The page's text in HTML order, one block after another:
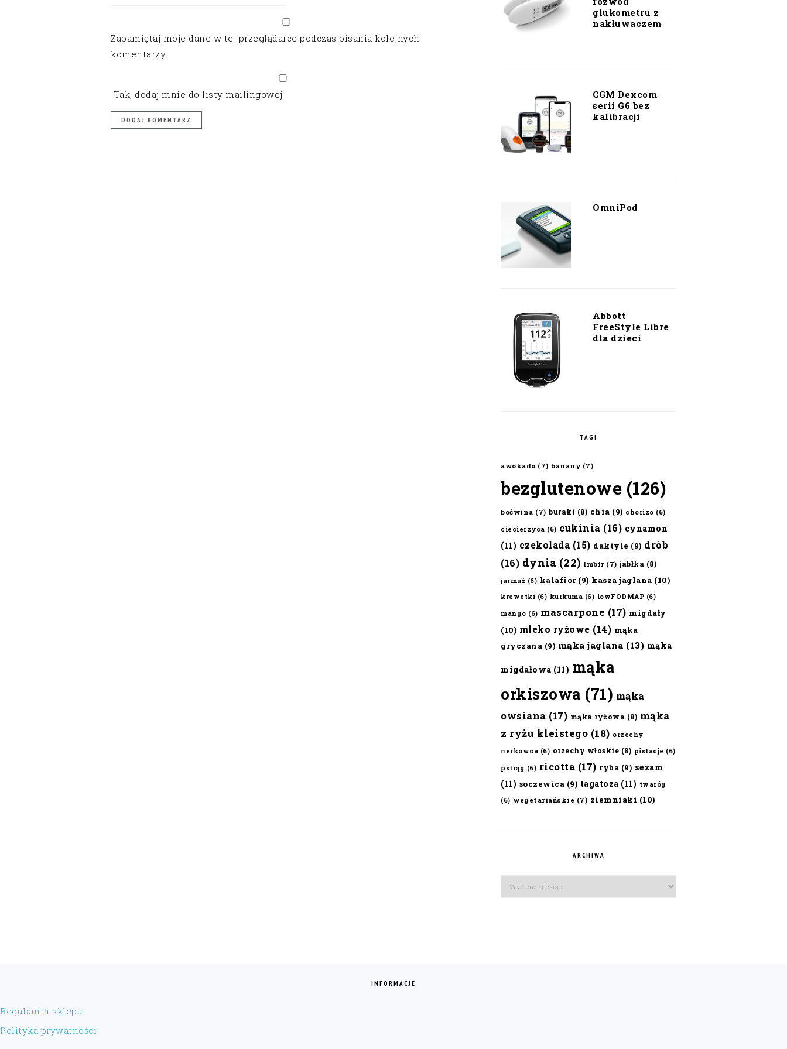
Zapamiętaj moje dane w tej przeglądarce podczas pisania kolejnych
komentarzy.
Tak, dodaj mnie do listy mailingowej
glukometru z
nakłuwaczem
CGM Dexcom
serii G6 bez
kalibracji
OmniPod
Abbott
FreeStyle Libre
dla dzieci
TAGI
awokado (7) banany (7)
bezglutenowe (126)
boćwina (7) buraki (8) chia (9) chorizo (6)
ciecierzyca (6) cukinia (16) cynamon
(11) czekolada (15) daktyle (9) drób
(16) dynia (22) imbir (7) jabłka (8)
jarmuż (6) kalafior(9) kasza jaglana (10)
krewetki (6) kurkuma (6) lowFODMAP (6)
mango (6) mascarpone (17) migdały
(10) mleko ryżowe (14) mąka
gryczana (9) mąka jaglana (13) mąka
migdałowa (11) mąka
orkiszowa (71) mąka
owsiana (17) mąka ryżowa (8) mąka
z ryżu kleistego (18) orzechy
nerkowca (6) orzechy włoskie (8) pistacje (6)
pstrąg (6) ricotta (17) ryba (9) sezam
(11) soczewica (9) tagatoza (11) twaróg
(6) wegetariańskie (7) ziemniaki (10)
ARCHIWA
Archiwa
INFORMACJE
Regulamin sklepu
Polityka prywatności